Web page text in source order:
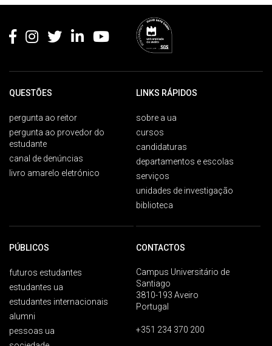
QUESTÕES
pergunta ao reitor
pergunta ao provedor do
estudante
canal de denúncias
livro amarelo eletrónico
LINKS RÁPIDOS
sobre a ua
cursos
candidaturas
departamentos e escolas
serviços
unidades de investigação
biblioteca
PÚBLICOS
futuros estudantes
estudantes ua
estudantes internacionais
alumni
pessoas ua
CONTACTOS
Campus Universitário de
Santiago
3810-193 Aveiro
Portugal
+351 234 370 200